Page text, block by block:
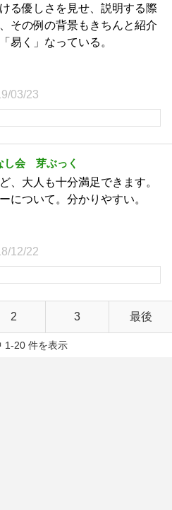
る優しさを見せ、説明する際
その例の背景もきちんと紹介
易く」なっている。
03/23
し会 芽ぶっく
、大人も十分満足できます。
について。分かりやすい。
12/22
2 3 最後
1-20 件を表示